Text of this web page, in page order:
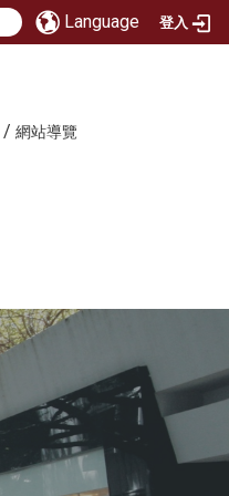
Language 登入
/ 網站導覽